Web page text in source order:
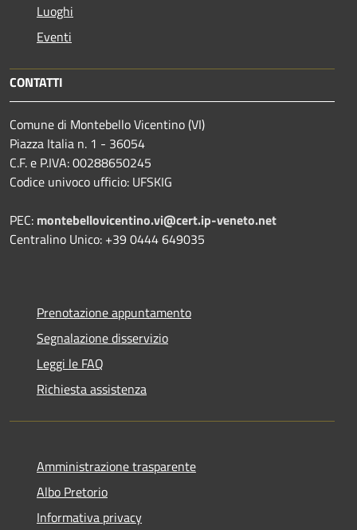
Luoghi
Eventi
CONTATTI
Comune di Montebello Vicentino (VI)
Piazza Italia n. 1 - 36054
C.F. e P.IVA: 00288650245
Codice univoco ufficio: UFSKIG
PEC: montebellovicentino.vi@cert.ip-veneto.net
Centralino Unico: +39 0444 649035
Prenotazione appuntamento
Segnalazione disservizio
Leggi le FAQ
Richiesta assistenza
Amministrazione trasparente
Albo Pretorio
Informativa privacy